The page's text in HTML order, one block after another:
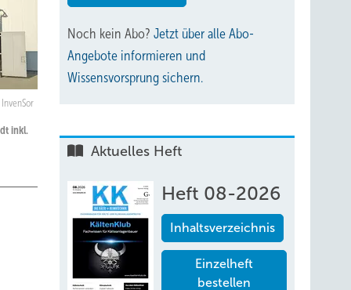
InvenSor
inkl.
Noch kein Abo? Jetzt über alle Abo-
Angebote informieren und
Wissensvorsprung sichern.
Aktuelles Heft
Heft 08-2026
Inhaltsverzeichnis
Einzelheft
bestellen